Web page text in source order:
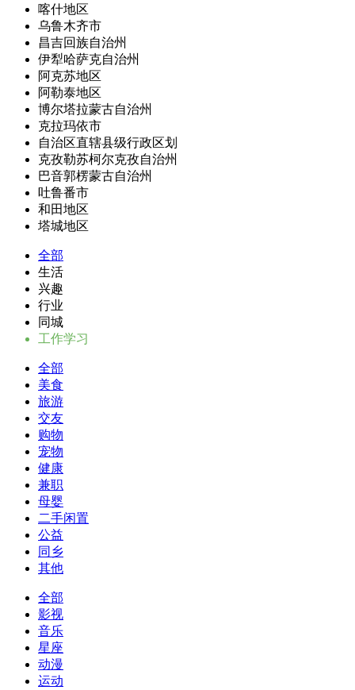
喀什地区
乌鲁木齐市
昌吉回族自治州
伊犁哈萨克自治州
阿克苏地区
阿勒泰地区
博尔塔拉蒙古自治州
克拉玛依市
自治区直辖县级行政区划
克孜勒苏柯尔克孜自治州
巴音郭楞蒙古自治州
吐鲁番市
和田地区
塔城地区
全部
生活
兴趣
行业
同城
工作学习
全部
美食
旅游
交友
购物
宠物
健康
兼职
母婴
二手闲置
公益
同乡
其他
全部
影视
音乐
星座
动漫
运动